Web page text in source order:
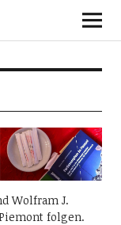
Wolfram J.
folgen.